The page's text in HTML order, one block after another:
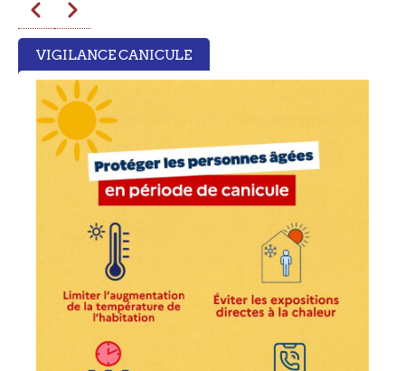
02
03
04
05
Pagination
PrécédentSuivant
VIGILANCE CANICULE